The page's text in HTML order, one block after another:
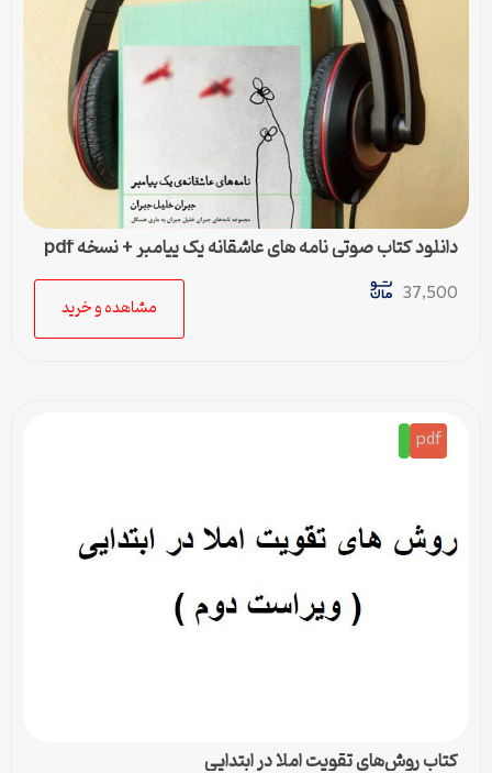
دانلود کتاب صوتی نامه های عاشقانه یک پیامبر + نسخه pdf
37,500
مشاهده و خرید
pdf
کتاب روش‌های تقویت املا در ابتدایی